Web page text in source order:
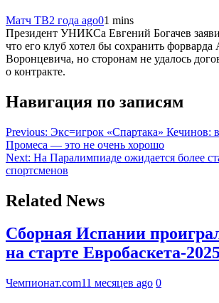
Матч ТВ2 года ago01 mins
Президент УНИКСа Евгений Богачев
что его клуб хотел бы сохранить форварда
Воронцевича, но сторонам не удалось
о контракте.
Навигация по записям
Previous: Экс=игрок «Спартака» Кечинов:
Промеса — это не очень хорошо
Next: На Паралимпиаде ожидается более
спортсменов
Related News
Сборная Испании
на старте Евробаскета-
Чемпионат.com11 месяцев ago 0